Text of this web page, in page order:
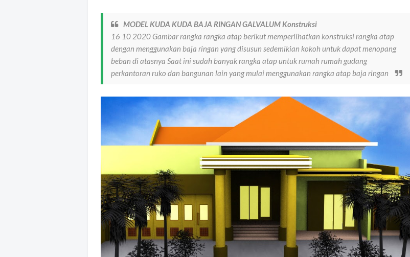
MODEL KUDA KUDA BAJA RINGAN GALVALUM Konstruksi
16 10 2020 Gambar rangka rangka atap berikut memperlihatkan konstruksi rangka atap
dengan menggunakan baja ringan yang disusun sedemikian kokoh untuk dapat menopang
beban di atasnya Saat ini sudah banyak rangka atap untuk rumah rumah gudang
perkantoran ruko dan bangunan lain yang mulai menggunakan rangka atap baja ringan